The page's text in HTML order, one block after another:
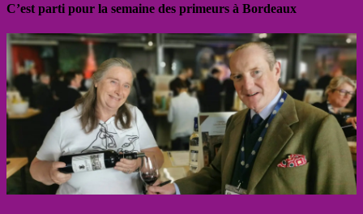
C’est parti pour la semaine des primeurs à Bordeaux